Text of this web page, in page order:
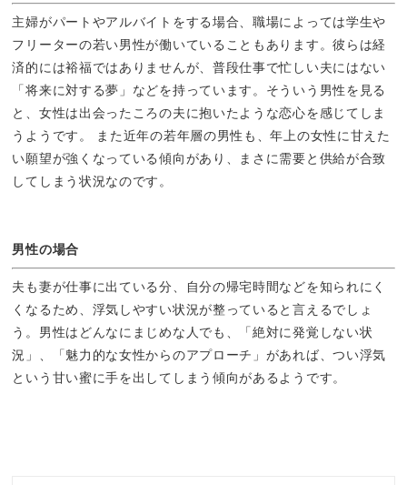
主婦がパートやアルバイトをする場合、職場によっては学生や
フリーターの若い男性が働いていることもあります。彼らは経
済的には裕福ではありませんが、普段仕事で忙しい夫にはない
「将来に対する夢」などを持っています。そういう男性を見る
と、女性は出会ったころの夫に抱いたような恋心を感じてしま
うようです。 また近年の若年層の男性も、年上の女性に甘えた
い願望が強くなっている傾向があり、まさに需要と供給が合致
してしまう状況なのです。
男性の場合
夫も妻が仕事に出ている分、自分の帰宅時間などを知られにく
くなるため、浮気しやすい状況が整っていると言えるでしょ
う。男性はどんなにまじめな人でも、「絶対に発覚しない状
況」、「魅力的な女性からのアプローチ」があれば、つい浮気
という甘い蜜に手を出してしまう傾向があるようです。